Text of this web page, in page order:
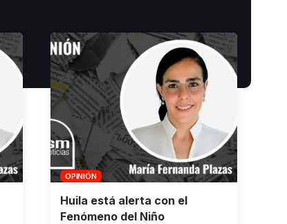
OPINIÓN
Huila está alerta con el
Fenómeno del Niño